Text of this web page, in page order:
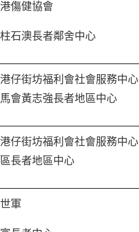
傷健協會
石澳長者鄰舍中心
仔街坊福利會社會服務中心
會黃志強長者地區中心
仔街坊福利會社會服務中心
長者地區中心
軍